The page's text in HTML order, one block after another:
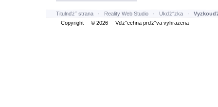
Titulnďż˝ strana · Reality Web Studio · Ukďż˝zka ·
Copyright © 2026 Vďż˝echna prďż˝va vyhrazena